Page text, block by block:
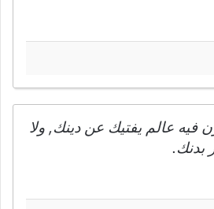
فيه عالم يفتيك عن دينك, ولا
بدنك.